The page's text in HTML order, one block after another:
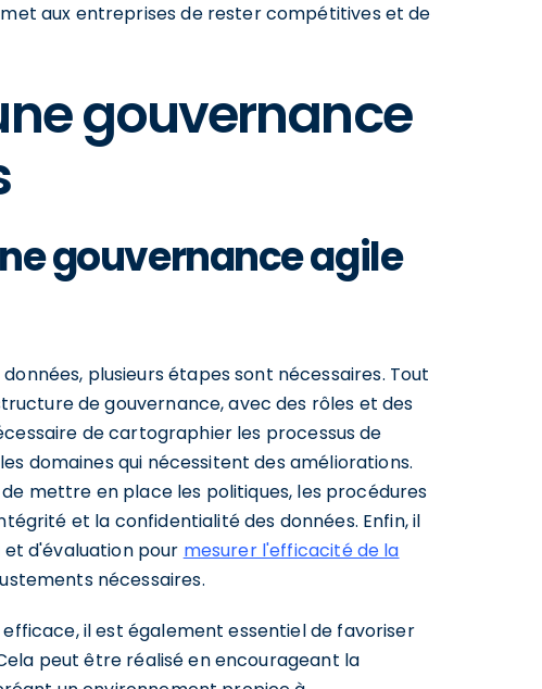
aux entreprises de rester compétitives et de
gouvernance
gouvernance agile
plusieurs étapes sont nécessaires. Tout
de gouvernance, avec des rôles et des
de cartographier les processus de
domaines qui nécessitent des améliorations.
mettre en place les politiques, les procédures
et la confidentialité des données. Enfin, il
d'évaluation pour mesurer l'efficacité de la
nécessaires.
il est également essentiel de favoriser
peut être réalisé en encourageant la